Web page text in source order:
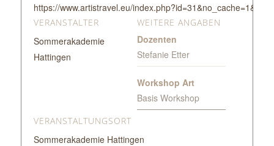
https://www.artistravel.eu/
VERANSTALTUNGSORT
Sommerakademie Hattingen
VERANSTALTER
Sommerakademie
Hattingen
WEITERE ANGABEN
Dozenten
Stefanie Etter
Workshop Art
Basis Workshop